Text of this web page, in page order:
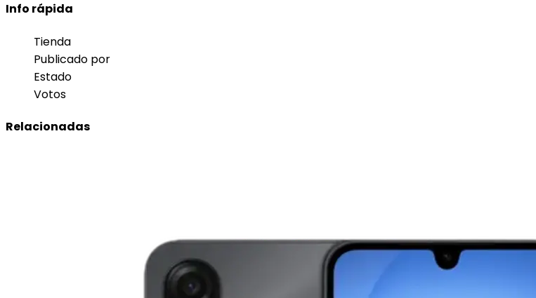
Info rápida
Tienda
Publicado por
Estado
Votos
Relacionadas